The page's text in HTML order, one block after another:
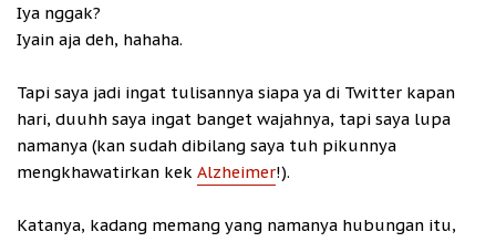
Iya nggak?
Iyain aja deh, hahaha.
Tapi saya jadi ingat tulisannya siapa ya di Twitter kapan
hari, duuhh saya ingat banget wajahnya, tapi saya lupa
namanya (kan sudah dibilang saya tuh pikunnya
mengkhawatirkan kek Alzheimer!).
Katanya, kadang memang yang namanya hubungan itu,